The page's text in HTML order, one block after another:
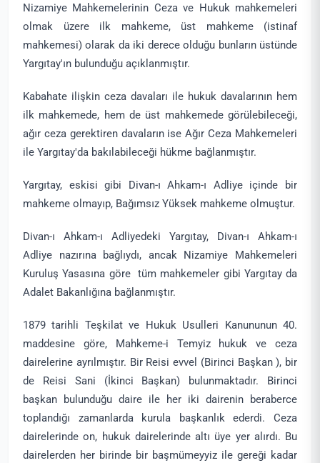
Nizamiye Mahkemelerinin Ceza ve Hukuk mahkemeleri
olmak üzere ilk mahkeme, üst mahkeme (istinaf
mahkemesi) olarak da iki derece olduğu bunların üstünde
Yargıtay'ın bulunduğu açıklanmıştır.
Kabahate ilişkin ceza davaları ile hukuk davalarının hem
ilk mahkemede, hem de üst mahkemede görülebileceği,
ağır ceza gerektiren davaların ise Ağır Ceza Mahkemeleri
ile Yargıtay'da bakılabileceği hükme bağlanmıştır.
Yargıtay, eskisi gibi Divan-ı Ahkam-ı Adliye içinde bir
mahkeme olmayıp, Bağımsız Yüksek mahkeme olmuştur.
Divan-ı Ahkam-ı Adliyedeki Yargıtay, Divan-ı Ahkam-ı
Adliye nazırına bağlıydı, ancak Nizamiye Mahkemeleri
Kuruluş Yasasına göre tüm mahkemeler gibi Yargıtay da
Adalet Bakanlığına bağlanmıştır.
1879 tarihli Teşkilat ve Hukuk Usulleri Kanununun 40.
maddesine göre, Mahkeme-i Temyiz hukuk ve ceza
dairelerine ayrılmıştır. Bir Reisi evvel (Birinci Başkan ), bir
de Reisi Sani (İkinci Başkan) bulunmaktadır. Birinci
başkan bulunduğu daire ile her iki dairenin beraberce
toplandığı zamanlarda kurula başkanlık ederdi. Ceza
dairelerinde on, hukuk dairelerinde altı üye yer alırdı. Bu
dairelerden her birinde bir başmümeyyiz ile gereği kadar